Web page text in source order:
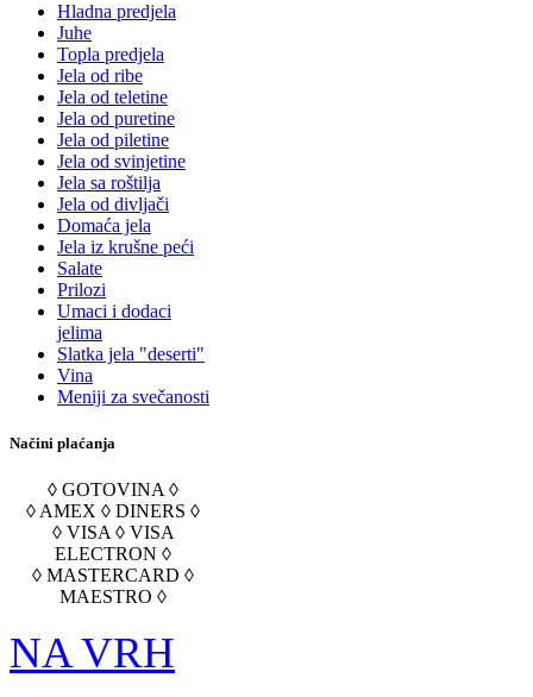
Hladna predjela
Juhe
Topla predjela
Jela od ribe
Jela od teletine
Jela od puretine
Jela od piletine
Jela od svinjetine
Jela sa roštilja
Jela od divljači
Domaća jela
Jela iz krušne peći
Salate
Prilozi
Umaci i dodaci
jelima
Slatka jela "deserti"
Vina
Meniji za svečanosti
Načini plaćanja
◊ GOTOVINA ◊
◊ AMEX ◊ DINERS ◊
◊ VISA ◊ VISA
ELECTRON ◊
◊ MASTERCARD ◊
MAESTRO ◊
NA VRH